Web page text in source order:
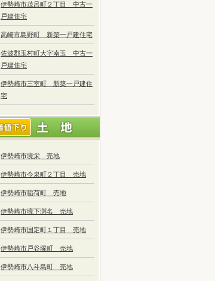
伊勢崎市茂呂町２丁目 中古一
戸建住宅
高崎市島野町 新築一戸建住宅
佐波郡玉村町大字南玉 中古一
戸建住宅
伊勢崎市三室町 新築一戸建住
宅
伊勢崎市境栄 売地
伊勢崎市今泉町２丁目 売地
伊勢崎市稲荷町 売地
伊勢崎市境下渕名 売地
伊勢崎市国定町１丁目 売地
伊勢崎市戸谷塚町 売地
伊勢崎市八斗島町 売地